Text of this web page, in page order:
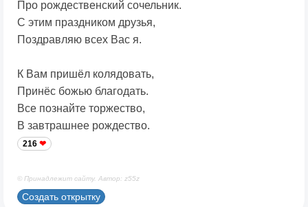
Про рождественский сочельник.
С этим праздником друзья,
Поздравляю всех Вас я.
К Вам пришёл колядовать,
Принёс божью благодать.
Все познайте торжество,
В завтрашнее рождество.
216
© Принадлежит сайту. Автор: z55z
Создать открытку